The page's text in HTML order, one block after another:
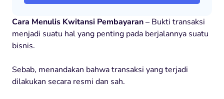
Cara Menulis Kwitansi Pembayaran – Bukti transaksi
menjadi suatu hal yang penting pada berjalannya suatu
bisnis.
Sebab, menandakan bahwa transaksi yang terjadi
dilakukan secara resmi dan sah.